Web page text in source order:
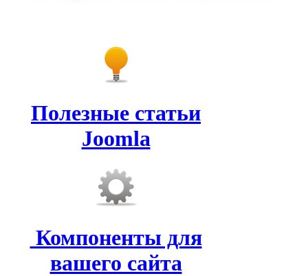
Полезные статьи
Joomla
Компоненты для
вашего сайта